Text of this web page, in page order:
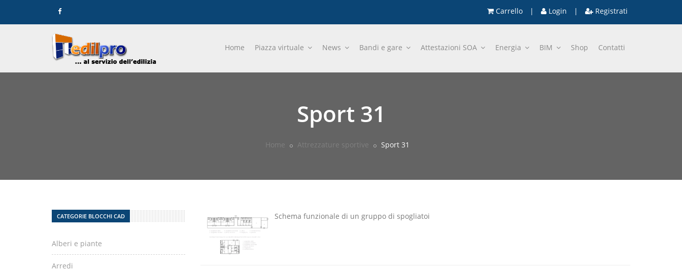
Carrello | Login | Registrati
Home Piazza virtuale News Bandi e gare Attestazioni SOA Energia BIM Shop Contatti
Sport 31
Home Attrezzature sportive Sport 31
Schema funzionale di un gruppo di spogliatoi
CATEGORIE BLOCCHI CAD
Alberi e piante
Arredi